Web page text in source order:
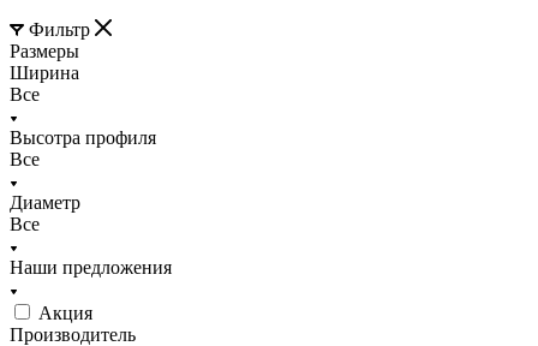
Фильтр
Размеры
Ширина
Все
Высотра профиля
Все
Диаметр
Все
Наши предложения
Акция
Производитель